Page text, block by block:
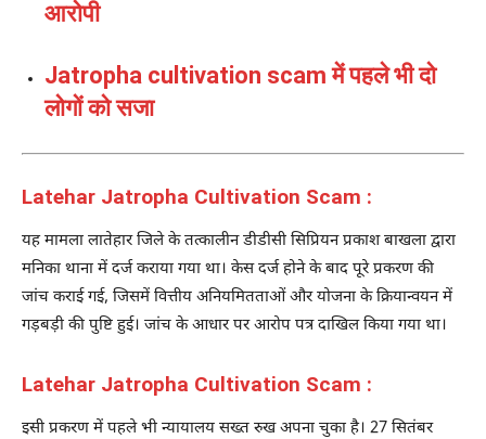
आरोपी
Jatropha cultivation scam में पहले भी दो
लोगों को सजा
Latehar Jatropha Cultivation Scam :
यह मामला लातेहार जिले के तत्कालीन डीडीसी सिप्रियन प्रकाश बाखला द्वारा
मनिका थाना में दर्ज कराया गया था। केस दर्ज होने के बाद पूरे प्रकरण की
जांच कराई गई, जिसमें वित्तीय अनियमितताओं और योजना के क्रियान्वयन में
गड़बड़ी की पुष्टि हुई। जांच के आधार पर आरोप पत्र दाखिल किया गया था।
Latehar Jatropha Cultivation Scam :
इसी प्रकरण में पहले भी न्यायालय सख्त रुख अपना चुका है। 27 सितंबर